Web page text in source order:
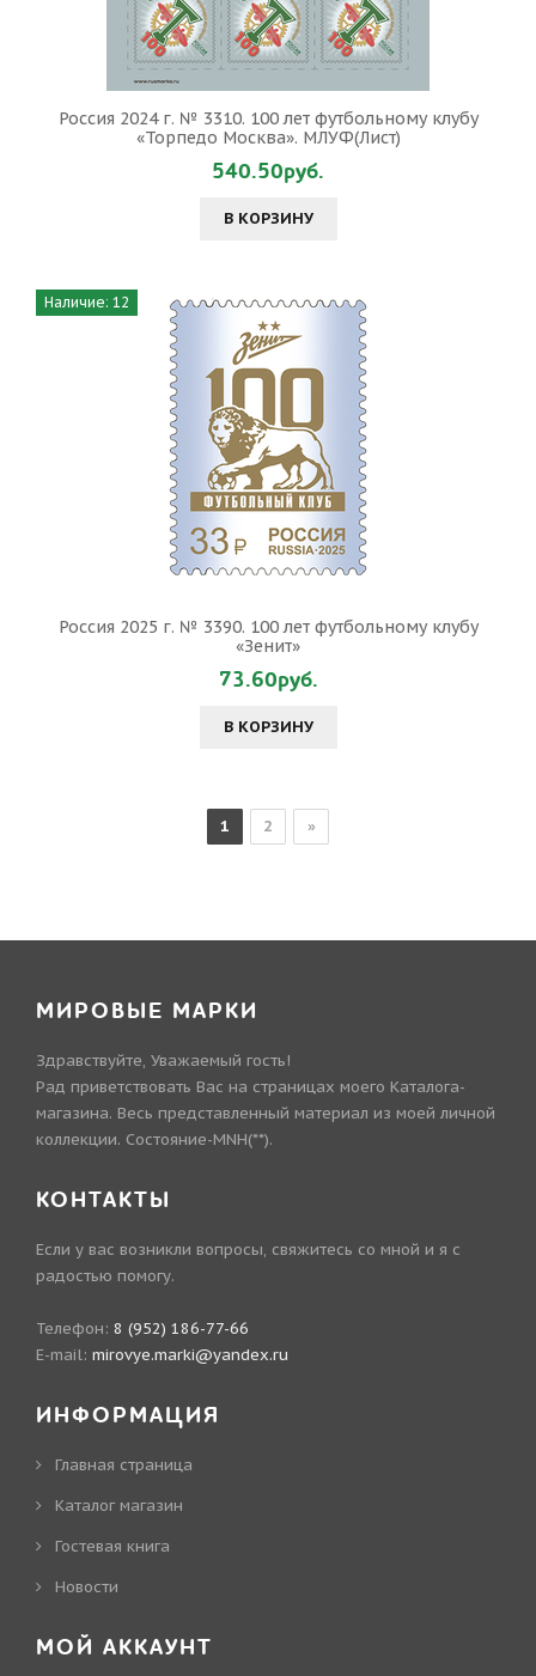
Россия 2024 г. № 3310. 100 лет футбольному клубу
«Торпедо Москва». МЛУФ(Лист)
540.50руб.
В КОРЗИНУ
Наличие: 12
Россия 2025 г. № 3390. 100 лет футбольному клубу
«Зенит»
73.60руб.
В КОРЗИНУ
1 2 »
МИРОВЫЕ МАРКИ
Здравствуйте, Уважаемый гость!
Рад приветствовать Вас на страницах моего Каталога-
магазина. Весь представленный материал из моей личной
коллекции. Состояние-MNH(**).
КОНТАКТЫ
Если у вас возникли вопросы, свяжитесь со мной и я с
радостью помогу.
Телефон: 8 (952) 186-77-66
E-mail: mirovye.marki@yandex.ru
ИНФОРМАЦИЯ
Главная страница
Каталог магазин
Гостевая книга
Новости
МОЙ АККАУНТ